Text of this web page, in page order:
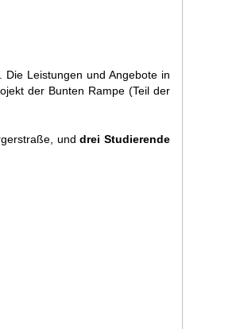
Leistungen und Angebote in
der Bunten Rampe (Teil der
unddrei Studierende